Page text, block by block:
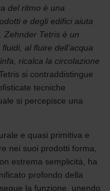
Sanayi ve Ticaret
Policy
o ochronie
del ritmo è una
e degli edifici aiuta
Zehnder Tetris è un
al fluire dell’acqua
ricalca la circolazione
si contraddistingue
tecniche
si percepisce una
e quasi primitiva e
nei suoi prodotti forma,
estrema semplicità, ha
profondo della
la funzione, unendo